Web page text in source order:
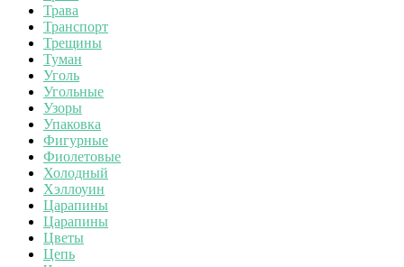
Трава
Транспорт
Трещины
Туман
Уголь
Угольные
Узоры
Упаковка
Фигурные
Фиолетовые
Холодный
Хэллоуин
Царапины
Царапины
Цветы
Цепь